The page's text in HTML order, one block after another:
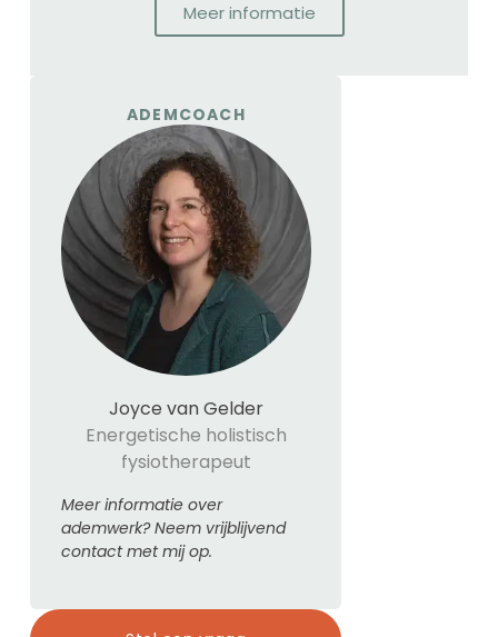
Meer informatie
ADEMCOACH
Joyce van Gelder
Energetische holistisch
fysiotherapeut
Meer informatie over
ademwerk? Neem vrijblijvend
contact met mij op.